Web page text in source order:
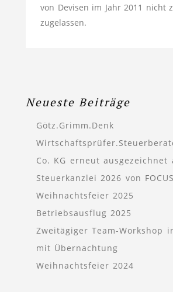
von Devisen im Jahr 2011 nicht
zugelassen.
Neueste Beiträge
Götz.Grimm.Denk
Co. KG erneut ausgezeichnet
Steuerkanzlei 2026 von
Weihnachtsfeier 2025
Betriebsausflug 2025
Zweitägiger Team-Workshop
mit Übernachtung
Weihnachtsfeier 2024